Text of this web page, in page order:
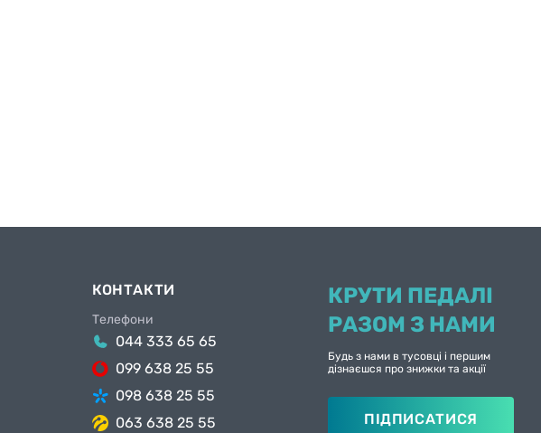
КОНТАКТИ
Телефони
044 333 65 65
099 638 25 55
098 638 25 55
063 638 25 55
КРУТИ ПЕДАЛІ
РАЗОМ З НАМИ
Будь з нами в тусовці і першим
дізнаєшся про знижки та акції
ПІДПИСАТИСЯ